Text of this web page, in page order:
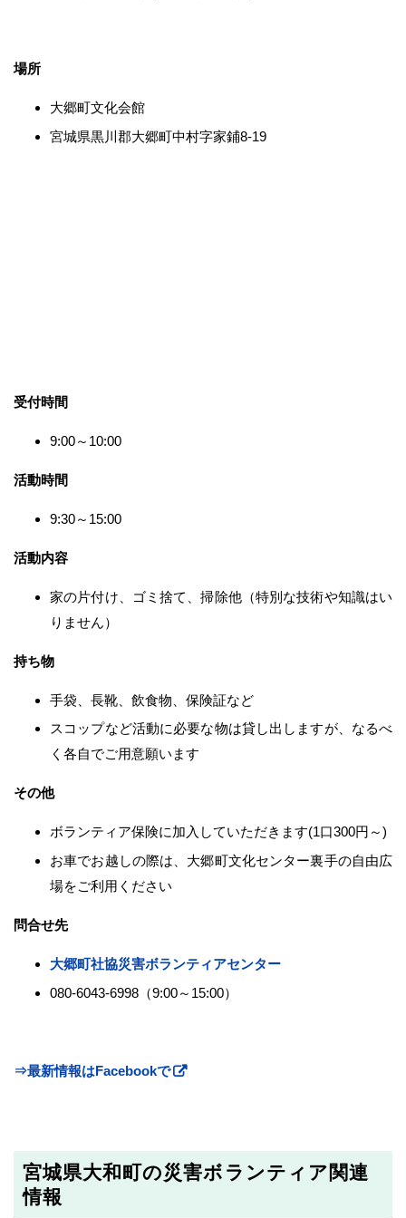
場所
大郷町文化会館
宮城県黒川郡大郷町中村字家鋪8-19
受付時間
9:00～10:00
活動時間
9:30～15:00
活動内容
家の片付け、ゴミ捨て、掃除他（特別な技術や知識はい
りません）
持ち物
手袋、長靴、飲食物、保険証など
スコップなど活動に必要な物は貸し出しますが、なるべ
く各自でご用意願います
その他
ボランティア保険に加入していただきます(1口300円～)
お車でお越しの際は、大郷町文化センター裏手の自由広
場をご利用ください
問合せ先
大郷町社協災害ボランティアセンター
080-6043-6998（9:00～15:00）
⇒最新情報はFacebookで
宮城県大和町の災害ボランティア関連
情報